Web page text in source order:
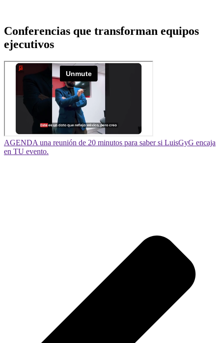
Conferencias que transforman equipos
ejecutivos
AGENDA una reunión de 20 minutos para saber si LuisGyG encaja
en TU evento.